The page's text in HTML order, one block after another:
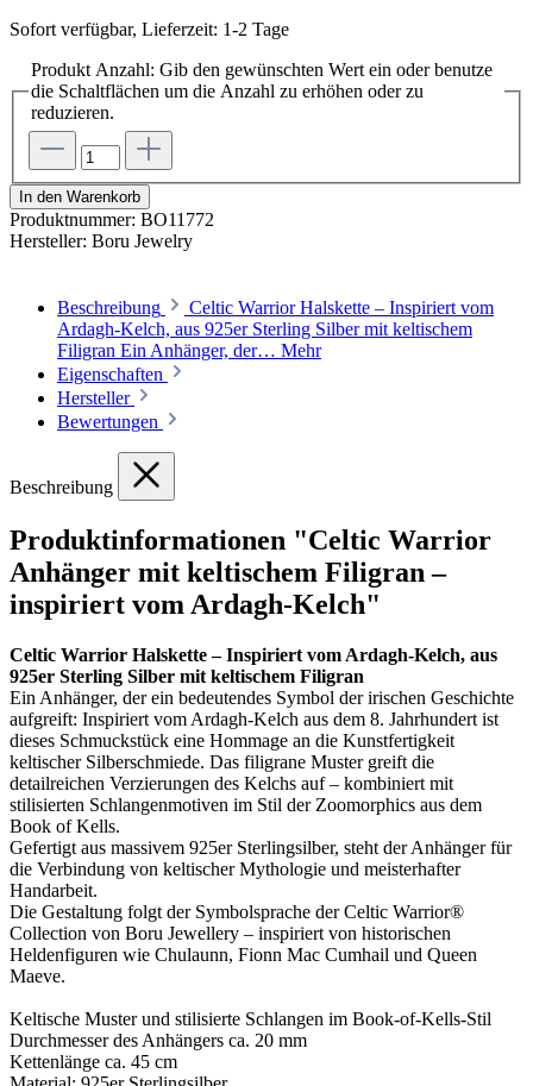
Sofort verfügbar, Lieferzeit: 1-2 Tage
Produkt Anzahl: Gib den gewünschten Wert ein oder benutze
die Schaltflächen um die Anzahl zu erhöhen oder zu
reduzieren.
In den Warenkorb
Produktnummer: BO11772
Hersteller: Boru Jewelry
Beschreibung
Celtic Warrior Halskette – Inspiriert vom
Ardagh-Kelch, aus 925er Sterling Silber mit keltischem
Filigran Ein Anhänger, der… Mehr
Eigenschaften
Hersteller
Bewertungen
Beschreibung
Produktinformationen "Celtic Warrior
Anhänger mit keltischem Filigran –
inspiriert vom Ardagh-Kelch"
Celtic Warrior Halskette – Inspiriert vom Ardagh-Kelch, aus
925er Sterling Silber mit keltischem Filigran
Ein Anhänger, der ein bedeutendes Symbol der irischen Geschichte
aufgreift: Inspiriert vom Ardagh-Kelch aus dem 8. Jahrhundert ist
dieses Schmuckstück eine Hommage an die Kunstfertigkeit
keltischer Silberschmiede. Das filigrane Muster greift die
detailreichen Verzierungen des Kelchs auf – kombiniert mit
stilisierten Schlangenmotiven im Stil der Zoomorphics aus dem
Book of Kells.
Gefertigt aus massivem 925er Sterlingsilber, steht der Anhänger für
die Verbindung von keltischer Mythologie und meisterhafter
Handarbeit.
Die Gestaltung folgt der Symbolsprache der Celtic Warrior®
Collection von Boru Jewellery – inspiriert von historischen
Heldenfiguren wie Chulaunn, Fionn Mac Cumhail und Queen
Maeve.
Keltische Muster und stilisierte Schlangen im Book-of-Kells-Stil
Durchmesser des Anhängers ca. 20 mm
Kettenlänge ca. 45 cm